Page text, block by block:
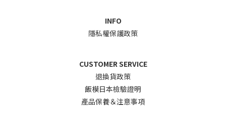
INFO
隱私權保護政策
CUSTOMER SERVICE
退換貨政策
飯模日本檢驗證明
產品保養＆注意事項